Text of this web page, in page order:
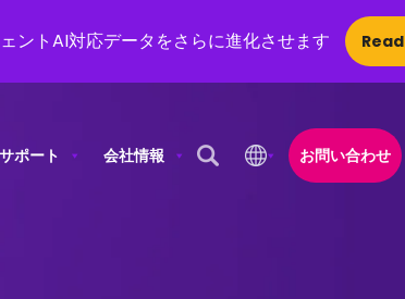
ントAI対応データをさらに進化させます
サポート
会社情報
Open Search Popup
お問い合わせ